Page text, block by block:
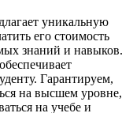
уникальную
его стоимость
знаний и навыков.
Гарантируем,
на высшем уровне,
на учебе и